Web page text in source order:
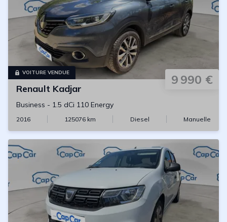
VOITURE VENDUE 9 990 €
Renault Kadjar
Business - 1.5 dCi 110 Energy
2016 125076 km Diesel Manuelle